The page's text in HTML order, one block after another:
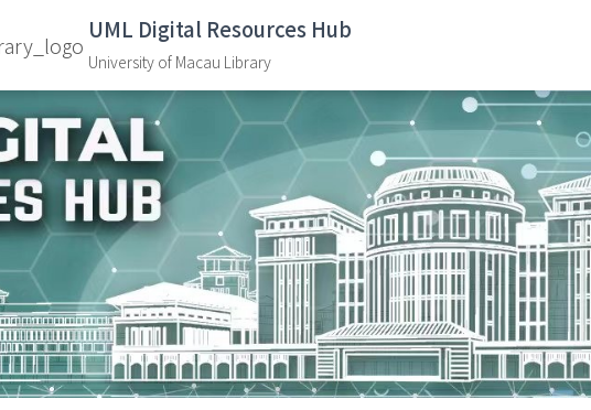
UML Digital Resources Hub
University of Macau Library